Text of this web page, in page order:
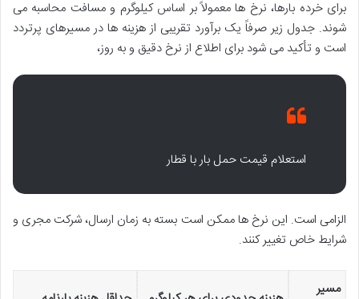
برای خرده بارها، نرخ ها معمولاً بر اساس کیلوگرم و مسافت محاسبه می
شوند. جدول زیر صرفاً یک برآورد تقریبی از هزینه ها در مسیرهای پرتردد
است و تأکید می شود برای اطلاع از نرخ دقیق و به روز،
استعلام قیمت حمل بار با قطار
الزامی است. این نرخ ها ممکن است بسته به زمان ارسال، شرکت مجری و
شرایط خاص تغییر کنند.
مسیر